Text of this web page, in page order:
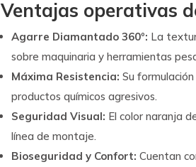
Ventajas operativas
Agarre Diamantado 360º: La
sobre maquinaria y herramientas
Máxima Resistencia: Su
productos químicos agresivos.
Seguridad Visual: El color naranja
línea de montaje.
Bioseguridad y Confort: Cuentan